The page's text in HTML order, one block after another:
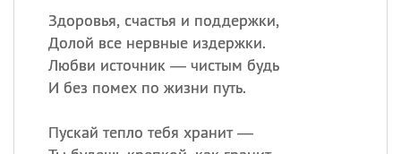
Здоровья, счастья и поддержки,
Долой все нервные издержки.
Любви источник — чистым будь
И без помех по жизни путь.
Пускай тепло тебя хранит —